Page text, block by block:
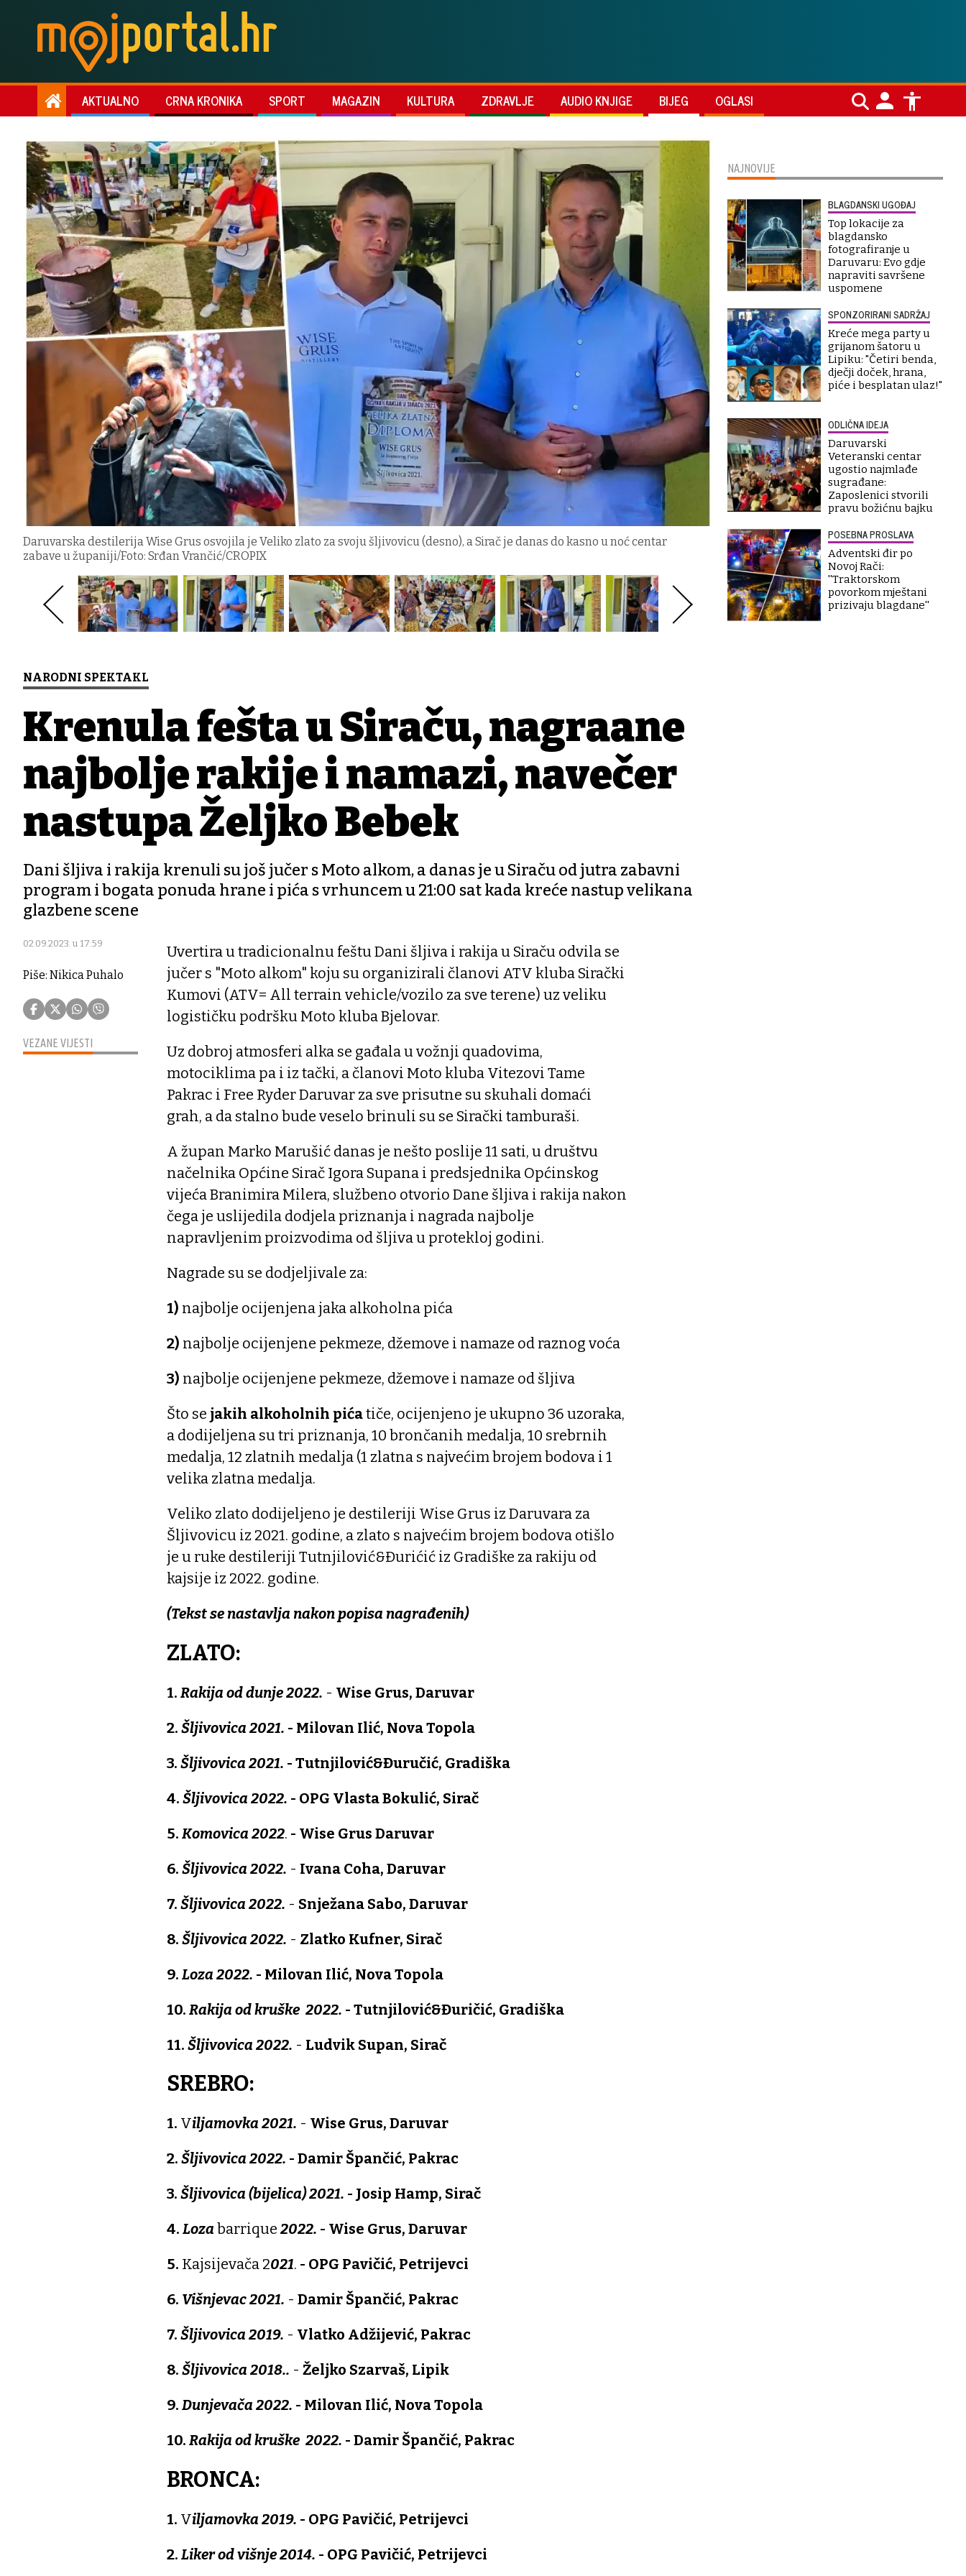
AKTUALNO CRNA KRONIKA SPORT MAGAZIN KULTURA ZDRAVLJE AUDIO KNJIGE BIJEG OGLASI
Daruvarska destilerija Wise Grus osvojila je Veliko zlato za svoju šljivovicu (desno), a Sirač je danas do kasno u noć centar
zabave u županiji/Foto: Srđan Vrančić/CROPIX
NARODNI SPEKTAKL
Krenula fešta u Siraču, nagrađane
najbolje rakije i namazi, navečer
nastupa Željko Bebek
Dani šljiva i rakija krenuli su još jučer s Moto alkom, a danas je u Siraču od jutra zabavni
program i bogata ponuda hrane i pića s vrhuncem u 21:00 sat kada kreće nastup velikana
glazbene scene
02.09.2023. u 17:59
Piše: Nikica Puhalo
VEZANE VIJESTI
Uvertira u tradicionalnu feštu Dani šljiva i rakija u Siraču odvila se
jučer s "Moto alkom" koju su organizirali članovi ATV kluba Sirački
Kumovi (ATV= All terrain vehicle/vozilo za sve terene) uz veliku
logističku podršku Moto kluba Bjelovar.
Uz dobroj atmosferi alka se gađala u vožnji quadovima,
motociklima pa i iz tački, a članovi Moto kluba Vitezovi Tame
Pakrac i Free Ryder Daruvar za sve prisutne su skuhali domaći
grah, a da stalno bude veselo brinuli su se Sirački tamburaši.
A župan Marko Marušić danas je nešto poslije 11 sati, u društvu
načelnika Općine Sirač Igora Supana i predsjednika Općinskog
vijeća Branimira Milera, službeno otvorio Dane šljiva i rakija nakon
čega je uslijedila dodjela priznanja i nagrada najbolje
napravljenim proizvodima od šljiva u protekloj godini.
Nagrade su se dodjeljivale za:
1) najbolje ocijenjena jaka alkoholna pića
2) najbolje ocijenjene pekmeze, džemove i namaze od raznog voća
3) najbolje ocijenjene pekmeze, džemove i namaze od šljiva
Što se jakih alkoholnih pićatiče, ocijenjeno je ukupno 36 uzoraka,
a dodijeljena su tri priznanja, 10 brončanih medalja, 10 srebrnih
medalja, 12 zlatnih medalja (1 zlatna s najvećim brojem bodova i 1
velika zlatna medalja.
Veliko zlato dodijeljeno je destileriji Wise Grus iz Daruvara za
Šljivovicu iz 2021. godine, a zlato s najvećim brojem bodova otišlo
je u ruke destileriji Tutnjilović&Đurićić iz Gradiške za rakiju od
kajsije iz 2022. godine.
(Tekst se nastavlja nakon popisa nagrađenih)
ZLATO:
1. Rakija od dunje 2022. - Wise Grus, Daruvar
2. Šljivovica 2021. - Milovan Ilić, Nova Topola
3. Šljivovica 2021. - Tutnjilović&Đuručić, Gradiška
4. Šljivovica 2022. - OPG Vlasta Bokulić, Sirač
5. Komovica 2022. - Wise Grus Daruvar
6. Šljivovica 2022. - Ivana Coha, Daruvar
7. Šljivovica 2022. - Snježana Sabo, Daruvar
8. Šljivovica 2022. - Zlatko Kufner, Sirač
9. Loza 2022. - Milovan Ilić, Nova Topola
10. Rakija od kruške 2022. - Tutnjilović&Đuričić, Gradiška
11. Šljivovica 2022. - Ludvik Supan, Sirač
SREBRO:
1. Viljamovka 2021. - Wise Grus, Daruvar
2. Šljivovica 2022. - Damir Špančić, Pakrac
3. Šljivovica (bijelica) 2021. - Josip Hamp, Sirač
4. Loza barrique 2022. - Wise Grus, Daruvar
5. Kajsijevača 2021. - OPG Pavičić, Petrijevci
6. Višnjevac 2021. - Damir Špančić, Pakrac
7. Šljivovica 2019. - Vlatko Adžijević, Pakrac
8. Šljivovica 2018.. - Željko Szarvaš, Lipik
9. Dunjevača 2022. - Milovan Ilić, Nova Topola
10. Rakija od kruške 2022. - Damir Špančić, Pakrac
BRONCA:
1. Viljamovka 2019. - OPG Pavičić, Petrijevci
2. Liker od višnje 2014. - OPG Pavičić, Petrijevci
NAJNOVIJE
BLAGDANSKI UGOĐAJ
Top lokacije za
blagdansko
fotografiranje u
Daruvaru: Evo gdje
napraviti savršene
uspomene
SPONZORIRANI SADRŽAJ
Kreće mega party u
grijanom šatoru u
Lipiku: "Četiri benda,
dječji doček, hrana,
piće i besplatan ulaz!"
ODLIČNA IDEJA
Daruvarski
Veteranski centar
ugostio najmlađe
sugrađane:
Zaposlenici stvorili
pravu božićnu bajku
POSEBNA PROSLAVA
Adventski đir po
Novoj Rači:
''Traktorskom
povorkom mještani
prizivaju blagdane''